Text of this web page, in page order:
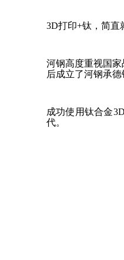
3D打印+钛，简直
河钢高度重视国
后成立了河钢承
成功使用钛合金
代。